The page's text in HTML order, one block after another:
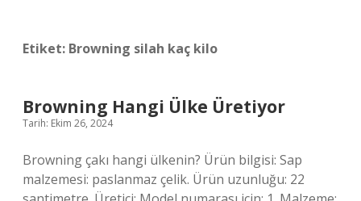
Etiket: Browning silah kaç kilo
Browning Hangi Ülke Üretiyor
Tarih: Ekim 26, 2024
Browning çakı hangi ülkenin? Ürün bilgisi: Sap
malzemesi: paslanmaz çelik. Ürün uzunluğu: 22